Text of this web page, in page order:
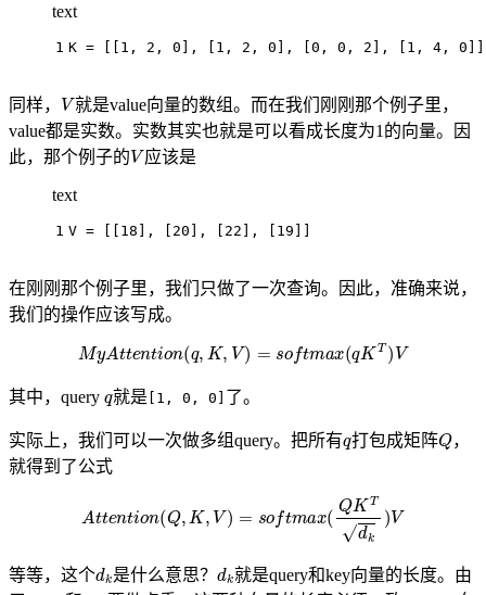
text
1 K = [[1, 2, 0], [1, 2, 0], [0, 0, 2], [1, 4,
同样， V就是value向量的数组。而在我们刚刚那个例子里，
value都是实数。实数其实也就是可以看成长度为1的向量。因
此，那个例子的V应该是
text
1 V = [[18], [20], [22], [19]]
在刚刚那个例子里，我们只做了一次查询。因此，准确来说，
我们的操作应该写成。
My A e n on q,K ,V m K T)V
其中，query q就是 [1, 0, 0] 了。
实际上，我们可以一次做多组query。把所有 q打包成矩阵Q，
就得到了公式
Tdk)V
等等，这个 d 是什么意思？ d k就是query和key向量的长度。由